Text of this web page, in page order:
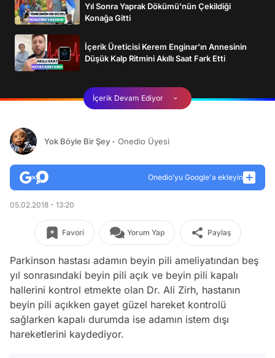
Yıl Sonra Yaprak Dökümü'nün Çekildiği
Konağa Gitti
İçerik Üreticisi Kerem Enginar'ın Annesinin
Düşük Kalp Ritmini Akıllı Saat Fark Etti
İçerik Devam Ediyor
Yok Böyle Bir Şey - Onedio Üyesi
Onedio’yu Google'a ekleyin
05.02.2018 - 13:20
Favori Yorum Yap Paylaş
Parkinson hastası adamın beyin pili ameliyatından beş
yıl sonrasındaki beyin pili açık ve beyin pili kapalı
hallerini kontrol etmekte olan Dr. Ali Zirh, hastanın
beyin pili açıkken gayet güzel hareket kontrolü
sağlarken kapalı durumda ise adamın istem dışı
hareketlerini kaydediyor.